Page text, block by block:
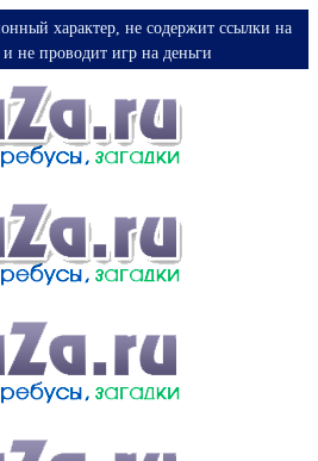
характер, не содержит ссылки на
не проводит игр на деньги